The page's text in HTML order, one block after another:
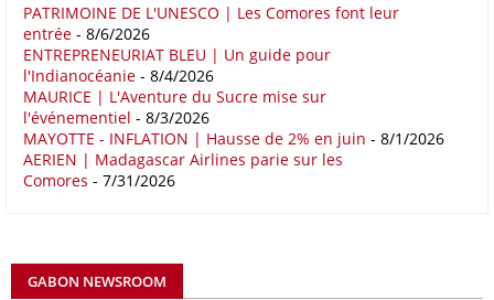
rapport note que les relations entre l'Afrique et l'Europe trouvent leur
fondement dans la proximité géographique et des dynamiques socio-
économiques complémentaires.
16/05/26 COMMERCE CHINE - AFRIQUE
Le déficit commercial de l’Afrique avec la Chine s’est creusé de 48,27
% au cours des quatre premiers mois de 2026 comparativement à la
même période de 2025 pour s’établir à 36,8 milliards de dollars, en
avril, à 81,82 milliards de dollars. Durant la même période, les
importations chinoises en provenance du continent ont atteint 45,02
PATRIMOINE DE L'UNESCO | Les Comores font leur
entrée - 8/6/2026
ENTREPRENEURIAT BLEU | Un guide pour
l'Indianocéanie - 8/4/2026
MAURICE | L'Aventure du Sucre mise sur
l'événementiel - 8/3/2026
MAYOTTE - INFLATION | Hausse de 2% en juin - 8/1/2026
AERIEN | Madagascar Airlines parie sur les
Comores - 7/31/2026
GABON NEWSROOM